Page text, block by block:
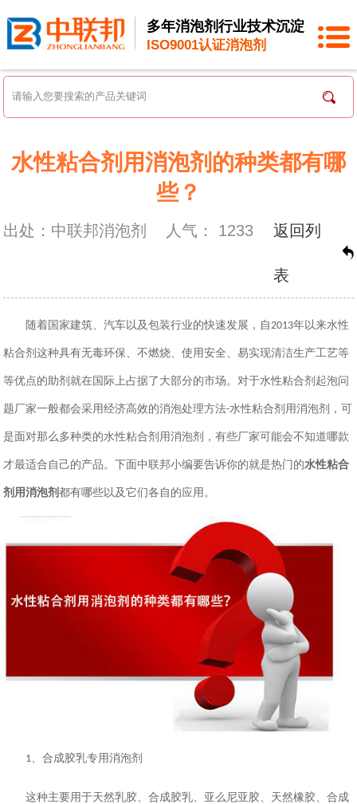
多年消泡剂行业技术沉淀
ISO9001认证消泡剂
水性粘合剂用消泡剂的种类都有哪
些？
出处：中联邦消泡剂 人气： 1233 返回列
表
随着国家建筑、汽车以及包装行业的快速发展，自2013年以来水性
粘合剂这种具有无毒环保、不燃烧、使用安全、易实现清洁生产工艺等
等优点的助剂就在国际上占据了大部分的市场。对于水性粘合剂起泡问
题厂家一般都会采用经济高效的消泡处理方法-水性粘合剂用消泡剂，可
是面对那么多种类的水性粘合剂用消泡剂，有些厂家可能会不知道哪款
才最适合自己的产品。下面中联邦小编要告诉你的就是热门的水性粘合
剂用消泡剂都有哪些以及它们各自的应用。
1 、合成胶乳专用消泡剂
这种主要用于天然乳胶、合成胶乳、亚么尼亚胶、天然橡胶、合成